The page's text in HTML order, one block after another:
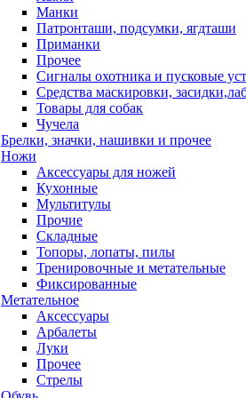
Манки
Патронташи, подсумки, ягдташи
Приманки
Прочее
Сигналы охотника и пусковые
Средства маскировки,
Товары для собак
Чучела
Брелки, значки, нашивки и прочее
Ножи
Аксессуары для ножей
Кухонные
Мультитулы
Прочие
Складные
Топоры, лопаты, пилы
Тренировочные и метательные
Фиксированные
Метательное
Аксессуары
Арбалеты
Луки
Прочее
Стрелы